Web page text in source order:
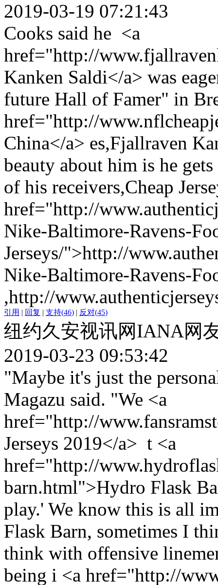
2019-03-19 07:21:43
Cooks said he <a
href="http://
Kanken Saldi</a> was
future Hall of Famer" in
href="http://
China</a> es,Fjallraven
beauty about him is he
of his receivers,Cheap
href="http://
Nike-Baltimore-Ravens-
Jerseys/">http://
Nike-Baltimore-Ravens-
,http://
引用 | 回复 | 支持(46) | 反对(45)
纽约久安视讯网IANA网
2019-03-23 09:53:42
"Maybe it's just the
Magazu said. "We <a
href="http://
Jerseys 2019</a> t <a
href="http://
barn.html">Hydro Flask
play.' We know this is all
Flask Barn, sometimes I
think with offensive
being i <a href="http://